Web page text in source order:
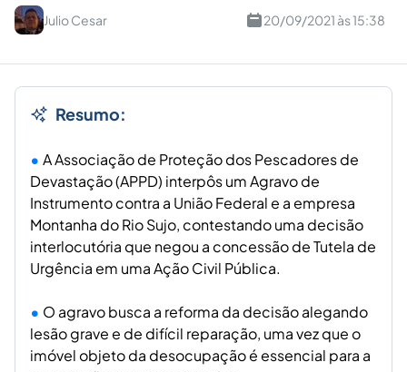
Julio Cesar 20/09/2021 às 15:38
Resumo:
A Associação de Proteção dos Pescadores de
Devastação (APPD) interpôs um Agravo de
Instrumento contra a União Federal e a empresa
Montanha do Rio Sujo, contestando uma decisão
interlocutória que negou a concessão de Tutela de
Urgência em uma Ação Civil Pública.
O agravo busca a reforma da decisão alegando
lesão grave e de difícil reparação, uma vez que o
imóvel objeto da desocupação é essencial para a